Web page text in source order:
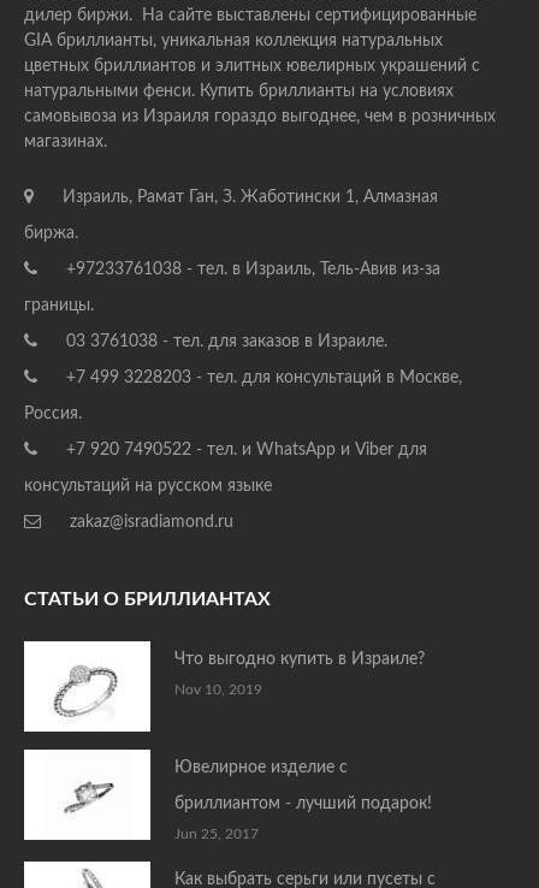
дилер биржи. На сайте выставлены сертифицированные
GIA бриллианты, уникальная коллекция натуральных
цветных бриллиантов и элитных ювелирных украшений с
натуральными фенси. Купить бриллианты на условиях
самовывоза из Израиля гораздо выгоднее, чем в розничных
магазинах.
Израиль, Рамат Ган, З. Жаботински 1, Алмазная
биржа.
+97233761038 - тел. в Израиль, Тель-Авив из-за
границы.
03 3761038 - тел. для заказов в Израиле.
+7 499 3228203 - тел. для консультаций в Москве,
Россия.
+7 920 7490522 - тел. и WhatsApp и Viber для
консультаций на русском языке
zakaz@isradiamond.ru
СТАТЬИ О БРИЛЛИАНТАХ
Что выгодно купить в Израиле?
Nov 10, 2019
Ювелирное изделие с
бриллиантом - лучший подарок!
Jun 25, 2017
Как выбрать серьги или пусеты с